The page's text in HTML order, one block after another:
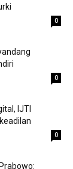
0
0
IJTI
0